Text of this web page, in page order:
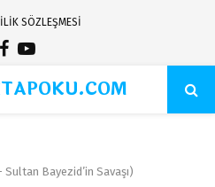
SÖZLEŞMESİ
Facebook
Youtube
Bayezid’in Savaşı)